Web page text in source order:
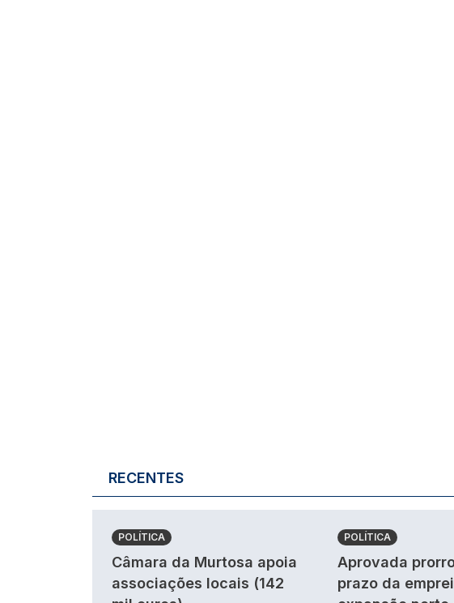
RECENTES
POLÍTICA
Câmara da Murtosa apoia
associações locais (142
POLÍTICA
Aprovada
prazo da